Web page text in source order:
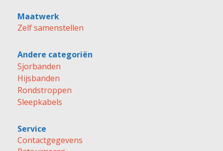
Maatwerk
Zelf samenstellen
Andere categoriën
Sjorbanden
Hijsbanden
Rondstroppen
Sleepkabels
Service
Contactgegevens